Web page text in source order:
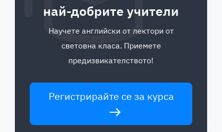
най-добрите учители
Научете английски от лектори от
световна класа. Приемете
предизвикателството!
Регистрирайте се за курса